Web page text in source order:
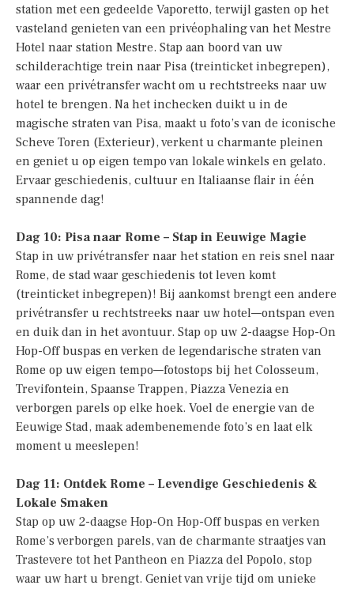
station met een gedeelde Vaporetto, terwijl gasten op het
vasteland genieten van een privéophaling van het Mestre
Hotel naar station Mestre. Stap aan boord van uw
schilderachtige trein naar Pisa (treinticket inbegrepen),
waar een privétransfer wacht om u rechtstreeks naar uw
hotel te brengen. Na het inchecken duikt u in de
magische straten van Pisa, maakt u foto’s van de iconische
Scheve Toren (Exterieur), verkent u charmante pleinen
en geniet u op eigen tempo van lokale winkels en gelato.
Ervaar geschiedenis, cultuur en Italiaanse flair in één
spannende dag!
Dag 10: Pisa naar Rome – Stap in Eeuwige Magie
Stap in uw privétransfer naar het station en reis snel naar
Rome, de stad waar geschiedenis tot leven komt
(treinticket inbegrepen)! Bij aankomst brengt een andere
privétransfer u rechtstreeks naar uw hotel—ontspan even
en duik dan in het avontuur. Stap op uw 2-daagse Hop-On
Hop-Off buspas en verken de legendarische straten van
Rome op uw eigen tempo—fotostops bij het Colosseum,
Trevifontein, Spaanse Trappen, Piazza Venezia en
verborgen parels op elke hoek. Voel de energie van de
Eeuwige Stad, maak adembenemende foto’s en laat elk
moment u meeslepen!
Dag 11: Ontdek Rome – Levendige Geschiedenis &
Lokale Smaken
Stap op uw 2-daagse Hop-On Hop-Off buspas en verken
Rome’s verborgen parels, van de charmante straatjes van
Trastevere tot het Pantheon en Piazza del Popolo, stop
waar uw hart u brengt. Geniet van vrije tijd om unieke